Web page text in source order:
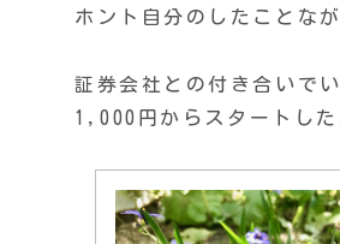
ホント自分のしたことな
証券会社との付き合いで
1,000円からスタートした